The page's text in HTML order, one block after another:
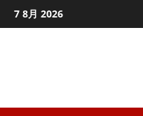
ン
7 8月 2026